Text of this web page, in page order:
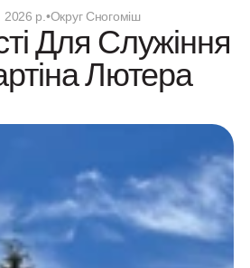
2026 р. •Округ Сногоміш
Для Служіння
Лютера